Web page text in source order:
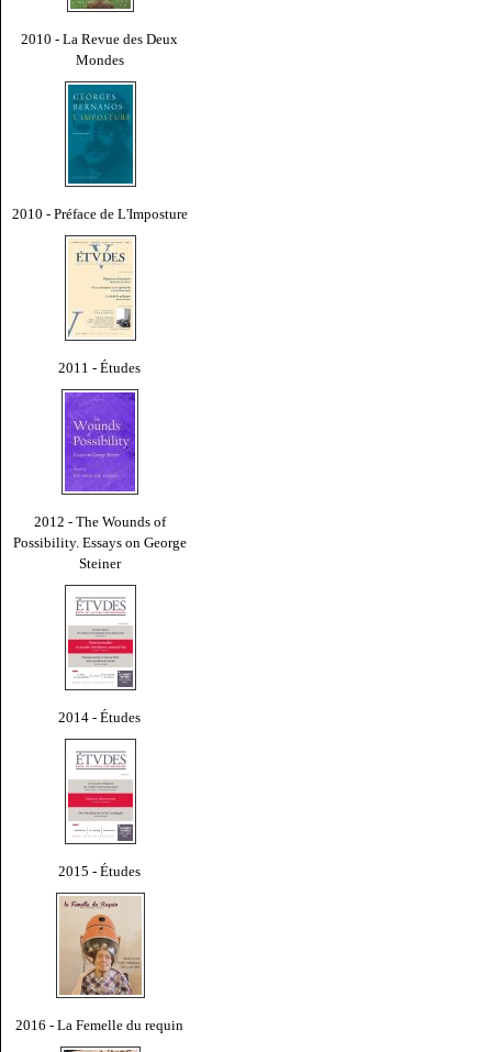
2010 - La Revue des Deux
Mondes
2010 - Préface de L'Imposture
2011 - Études
2012 - The Wounds of
Possibility. Essays on George
Steiner
2014 - Études
2015 - Études
2016 - La Femelle du requin